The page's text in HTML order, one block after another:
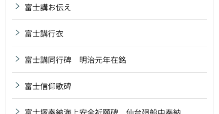
富士講お伝え
富士講行衣
富士講同行碑 明治元年在銘
富士信仰歌碑